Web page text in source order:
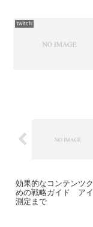
twitch
効果的なコンテンツ
めの戦略ガイド ア
測定まで